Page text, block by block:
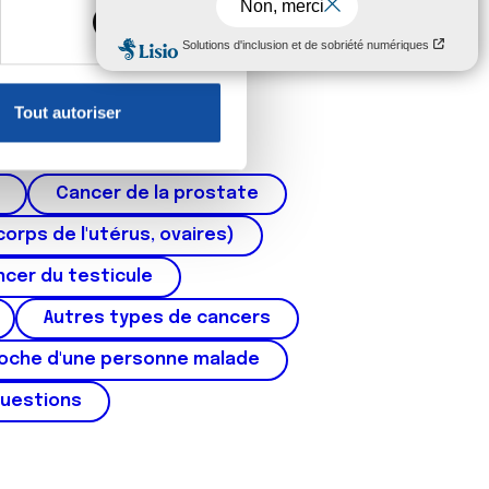
reportez-vous à lasection «
sur les cookies.
informations que
Tout autoriser
Cancer de la prostate
de l'utérus, ovaires)
du testicule
Autres types de cancers
d'une personne malade